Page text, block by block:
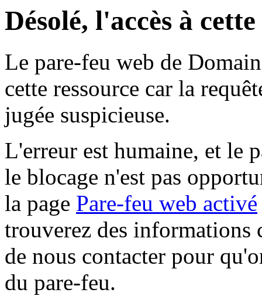
Désolé, l'accès à
Le pare-feu web de
cette ressource car la
jugée suspicieuse.
L'erreur est humaine, et le
le blocage n'est pas
la page Pare-feu web activé
trouverez des informations
de nous contacter pour
du pare-feu.